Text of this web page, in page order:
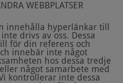
WEBBPLATSER
innehålla hyperlänkar till
drivs av oss. Dessa
för din referens och
innebär inte något
hos dessa tredje
något samarbete med
kontrollerar inte dessa